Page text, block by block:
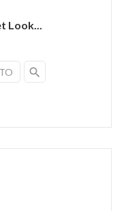
Look...
search